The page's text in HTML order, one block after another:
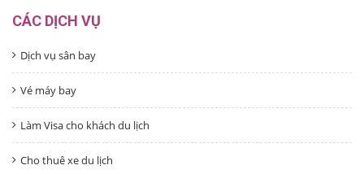
CÁC DỊCH VỤ
Dịch vụ sân bay
Vé máy bay
Làm Visa cho khách du lịch
Cho thuê xe du lịch